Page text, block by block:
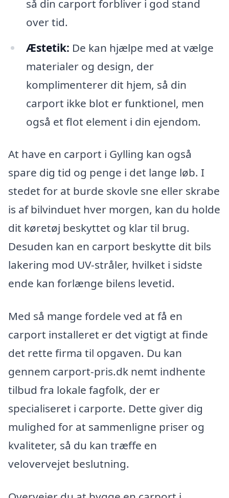
så din carport forbliver i god stand
over tid.
Æstetik: De kan hjælpe med at vælge
materialer og design, der
komplimenterer dit hjem, så din
carport ikke blot er funktionel, men
også et flot element i din ejendom.
At have en carport i Gylling kan også
spare dig tid og penge i det lange løb. I
stedet for at burde skovle sne eller skrabe
is af bilvinduet hver morgen, kan du holde
dit køretøj beskyttet og klar til brug.
Desuden kan en carport beskytte dit bils
lakering mod UV-stråler, hvilket i sidste
ende kan forlænge bilens levetid.
Med så mange fordele ved at få en
carport installeret er det vigtigt at finde
det rette firma til opgaven. Du kan
gennem carport-pris.dk nemt indhente
tilbud fra lokale fagfolk, der er
specialiseret i carporte. Dette giver dig
mulighed for at sammenligne priser og
kvaliteter, så du kan træffe en
velovervejet beslutning.